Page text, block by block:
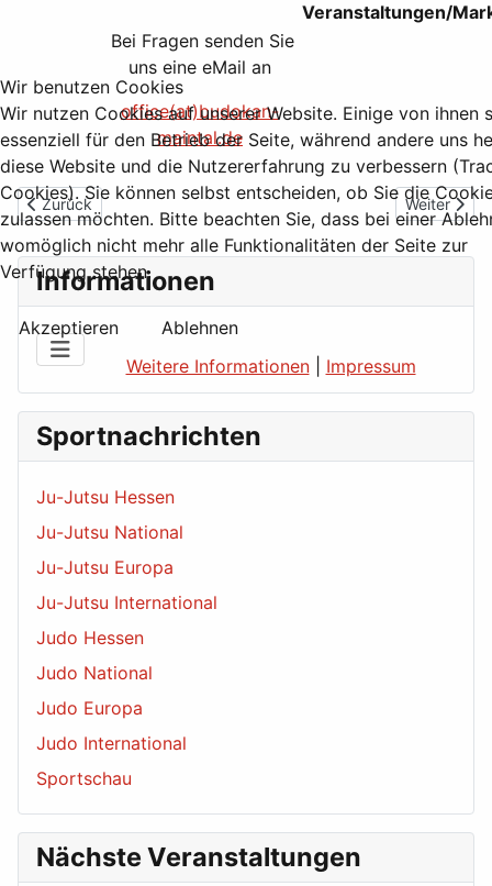
Informationen
Sportnachrichten
Ju-Jutsu Hessen
Ju-Jutsu National
Ju-Jutsu Europa
Ju-Jutsu International
Judo Hessen
Judo National
Judo Europa
Judo International
Sportschau
Nächste Veranstaltungen
Veranstaltungen/
Bei Fragen senden Sie
uns eine eMail an
office(at)budokan-
maintal.de
Vorheriger Beitrag: Geschäftsstelle
Zurück Nächster
Weiter
Wir benutzen Cookies
Wir nutzen Cookies auf unserer Website. Einige von ihnen
essenziell für den Betrieb der Seite, während andere uns
diese Website und die Nutzererfahrung zu verbessern
Cookies). Sie können selbst entscheiden, ob Sie die
zulassen möchten. Bitte beachten Sie, dass bei einer
womöglich nicht mehr alle Funktionalitäten der Seite zur
Verfügung stehen.
Akzeptieren
Ablehnen
Weitere Informationen| Impressum